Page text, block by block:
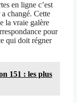
en ligne c’est
changé. Cette
la vraie galère
pour
qui doit régner
151 : les plus